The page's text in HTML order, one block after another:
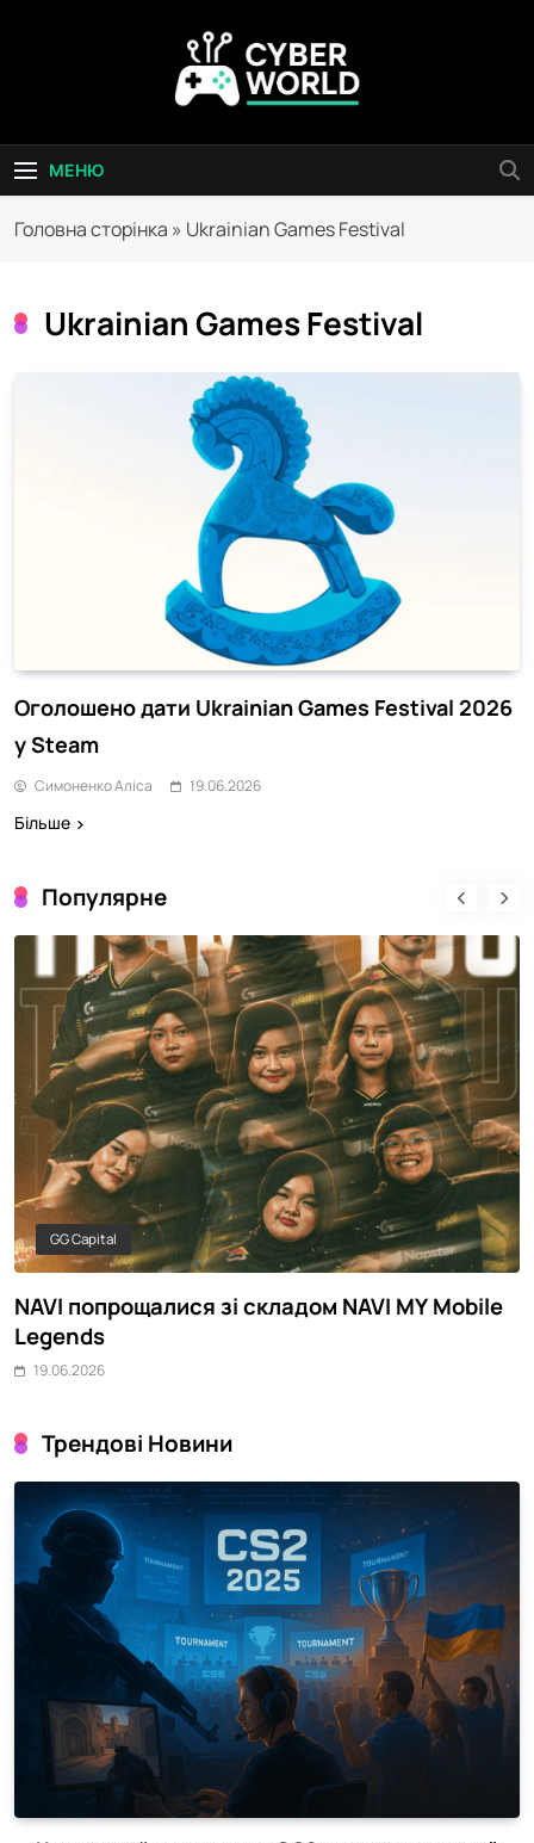
Сyber World
МЕНЮ
Головна сторінка » Ukrainian Games Festival
Ukrainian Games Festival
Оголошено дати Ukrainian Games Festival 2026
у Steam
Симоненко Аліса 19.06.2026
Більше
Популярне
GG Capital
NAVI попрощалися зі складом NAVI MY Mobile
Legends
19.06.2026
Трендові Новини